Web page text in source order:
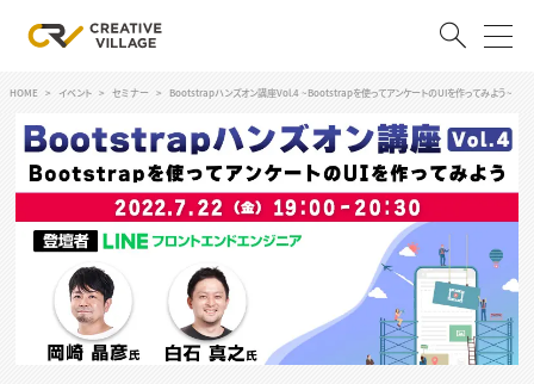
ログイン 会員登録
RECRUIT
クリエイター求人を探す
CREATIVE JOB求人検索
特集求人
採用説明会
HOME イベント セミナー Bootstrapハンズオン講座Vol.4 ~Bootstrapを使ってアンケートのUIを作ってみよう~